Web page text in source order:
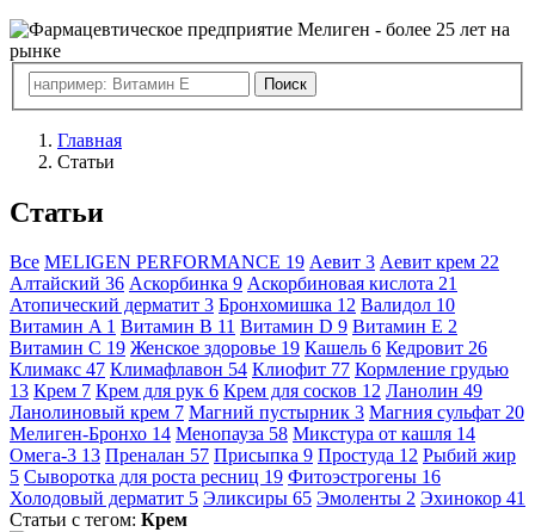
Главная
Статьи
Статьи
Все MELIGEN PERFORMANCE 19 Аевит 3 Аевит крем 22
Алтайский 36 Аскорбинка 9 Аскорбиновая кислота 21
Атопический дерматит 3 Бронхомишка 12 Валидол 10
Витамин A 1 Витамин B 11 Витамин D 9 Витамин E 2
Витамин С 19 Женское здоровье 19 Кашель 6 Кедровит 26
Климакс 47 Климафлавон 54 Клиофит 77 Кормление грудью
13 Крем 7 Крем для рук 6 Крем для сосков 12 Ланолин 49
Ланолиновый крем 7 Магний пустырник 3 Магния сульфат 20
Мелиген-Бронхо 14 Менопауза 58 Микстура от кашля 14
Омега-3 13 Преналан 57 Присыпка 9 Простуда 12 Рыбий жир
5 Сыворотка для роста ресниц 19 Фитоэстрогены 16
Холодовый дерматит 5 Эликсиры 65 Эмоленты 2 Эхинокор 41
Статьи с тегом: Крем